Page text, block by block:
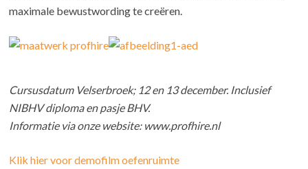
maximale bewustwording te creëren.
Cursusdatum Velserbroek; 12 en 13 december. Inclusief
NIBHV diploma en pasje BHV.
Informatie via onze website: www.profhire.nl
Klik hier voor demofilm oefenruimte